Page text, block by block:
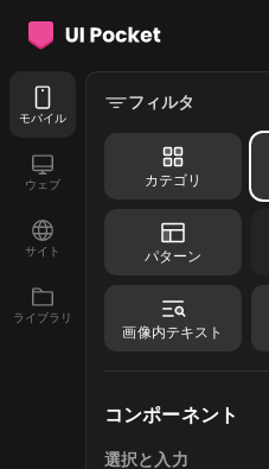
モバイル
ウェブ
サイト
ライブラリ
フィルタ
カテゴリ
パターン
画像内テキスト
コンポーネント
選択と入力